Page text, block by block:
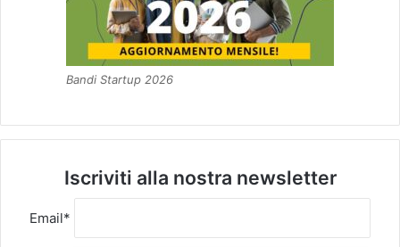
Bandi Startup 2026
Iscriviti alla nostra newsletter
Email*